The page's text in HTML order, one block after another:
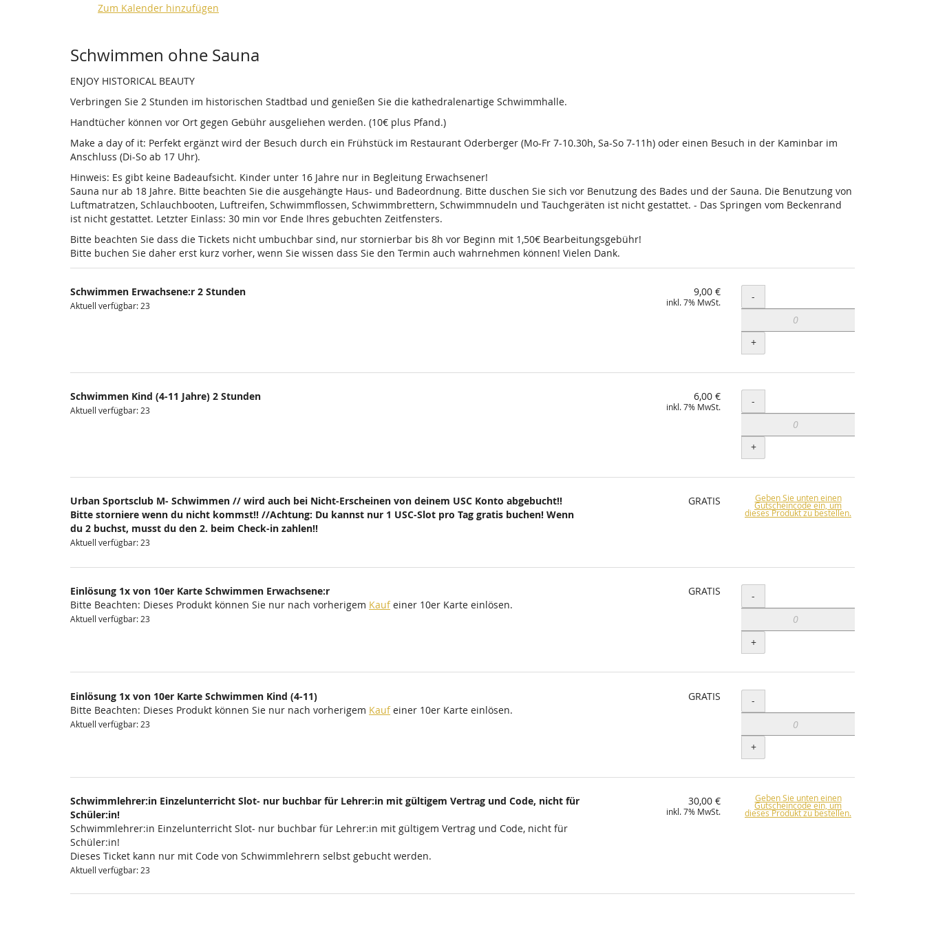
Zum Kalender hinzufügen
Produkte
Schwimmen ohne Sauna
ENJOY HISTORICAL BEAUTY
Verbringen Sie 2 Stunden im historischen Stadtbad und genießen Sie die kathedralenartige Schwimmhalle.
Handtücher können vor Ort gegen Gebühr ausgeliehen werden. (10€ plus Pfand.)
Make a day of it: Perfekt ergänzt wird der Besuch durch ein Frühstück im Restaurant Oderberger (Mo-Fr 7-10.30h, Sa-So 7-11h) oder einen Besuch in der Kaminbar im
Anschluss (Di-So ab 17 Uhr).
Hinweis: Es gibt keine Badeaufsicht. Kinder unter 16 Jahre nur in Begleitung Erwachsener!
Sauna nur ab 18 Jahre. Bitte beachten Sie die ausgehängte Haus- und Badeordnung. Bitte duschen Sie sich vor Benutzung des Bades und der Sauna. Die Benutzung von
Luftmatratzen, Schlauchbooten, Luftreifen, Schwimmflossen, Schwimmbrettern, Schwimmnudeln und Tauchgeräten ist nicht gestattet. - Das Springen vom Beckenrand
ist nicht gestattet. Letzter Einlass: 30 min vor Ende Ihres gebuchten Zeitfensters.
Bitte beachten Sie dass die Tickets nicht umbuchbar sind, nur stornierbar bis 8h vor Beginn mit 1,50€ Bearbeitungsgebühr!
Bitte buchen Sie daher erst kurz vorher, wenn Sie wissen dass Sie den Termin auch wahrnehmen können! Vielen Dank.
Schwimmen Erwachsene:r 2 Stunden
Aktuell verfügbar: 23
9,00 €
inkl. 7% MwSt. Menge
-
+
Schwimmen Kind (4-11 Jahre) 2 Stunden
Aktuell verfügbar: 23
6,00 €
inkl. 7% MwSt. Menge
-
+
Urban Sportsclub M- Schwimmen // wird auch bei Nicht-Erscheinen von deinem USC Konto abgebucht!!
Bitte storniere wenn du nicht kommst!! //Achtung: Du kannst nur 1 USC-Slot pro Tag gratis buchen! Wenn
du 2 buchst, musst du den 2. beim Check-in zahlen!!
Aktuell verfügbar: 23
GRATIS Geben Sie unten einen
Gutscheincode ein, um
dieses Produkt zu bestellen.
Einlösung 1x von 10er Karte Schwimmen Erwachsene:r
Bitte Beachten: Dieses Produkt können Sie nur nach vorherigem Kaufeiner 10er Karte einlösen.
Aktuell verfügbar: 23
GRATIS Menge
-
+
Einlösung 1x von 10er Karte Schwimmen Kind (4-11)
Bitte Beachten: Dieses Produkt können Sie nur nach vorherigem Kaufeiner 10er Karte einlösen.
Aktuell verfügbar: 23
GRATIS Menge
-
+
Schwimmlehrer:in Einzelunterricht Slot- nur buchbar für Lehrer:in mit gültigem Vertrag und Code, nicht für
Schüler:in!
Schwimmlehrer:in Einzelunterricht Slot- nur buchbar für Lehrer:in mit gültigem Vertrag und Code, nicht für
Schüler:in!
Dieses Ticket kann nur mit Code von Schwimmlehrern selbst gebucht werden.
Aktuell verfügbar: 23
30,00 €
inkl. 7% MwSt.
Geben Sie unten einen
Gutscheincode ein, um
dieses Produkt zu bestellen.